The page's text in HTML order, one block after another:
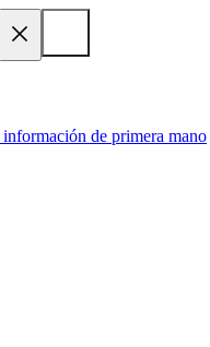
de primera mano